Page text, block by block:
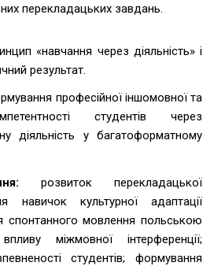
перекладацьких завдань.
«навчання через діяльність» і
результат.
професійної іншомовної та
студентів через
діяльність у багатоформатному
розвиток перекладацької
навичок культурної адаптації
спонтанного мовлення польською
міжмовної інтерференції;
студентів; формування